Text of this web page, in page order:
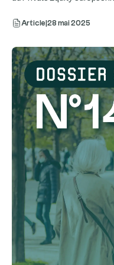
Article 28 mai 2025